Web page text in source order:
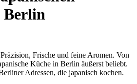
Berlin
Präzision, Frische und feine Aromen. Von
Küche in Berlin äußerst beliebt.
Adressen, die japanisch kochen.